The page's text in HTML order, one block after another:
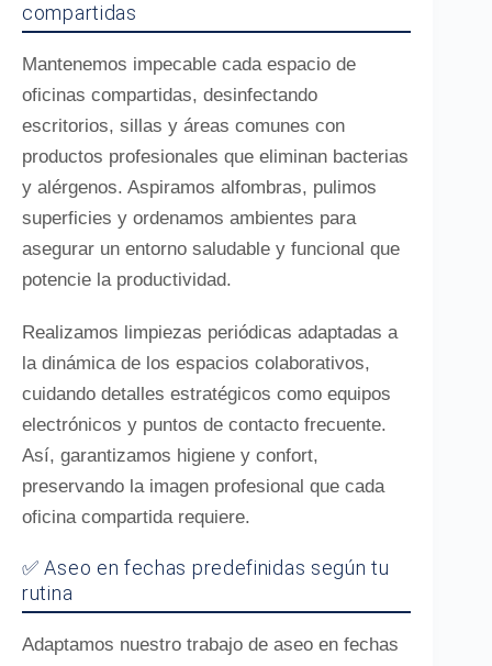
compartidas
Mantenemos impecable cada espacio de
oficinas compartidas, desinfectando
escritorios, sillas y áreas comunes con
productos profesionales que eliminan bacterias
y alérgenos. Aspiramos alfombras, pulimos
superficies y ordenamos ambientes para
asegurar un entorno saludable y funcional que
potencie la productividad.
Realizamos limpiezas periódicas adaptadas a
la dinámica de los espacios colaborativos,
cuidando detalles estratégicos como equipos
electrónicos y puntos de contacto frecuente.
Así, garantizamos higiene y confort,
preservando la imagen profesional que cada
oficina compartida requiere.
✅ Aseo en fechas predefinidas según tu
rutina
Adaptamos nuestro trabajo de aseo en fechas